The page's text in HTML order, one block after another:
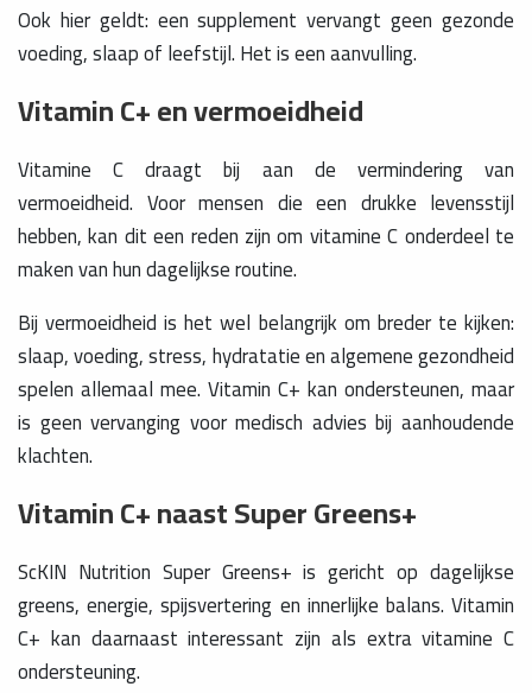
Ook hier geldt: een supplement vervangt geen gezonde
voeding, slaap of leefstijl. Het is een aanvulling.
Vitamin C+ en vermoeidheid
Vitamine C draagt bij aan de vermindering van
vermoeidheid. Voor mensen die een drukke levensstijl
hebben, kan dit een reden zijn om vitamine C onderdeel te
maken van hun dagelijkse routine.
Bij vermoeidheid is het wel belangrijk om breder te kijken:
slaap, voeding, stress, hydratatie en algemene gezondheid
spelen allemaal mee. Vitamin C+ kan ondersteunen, maar
is geen vervanging voor medisch advies bij aanhoudende
klachten.
Vitamin C+ naast Super Greens+
ScKIN Nutrition Super Greens+ is gericht op dagelijkse
greens, energie, spijsvertering en innerlijke balans. Vitamin
C+ kan daarnaast interessant zijn als extra vitamine C
ondersteuning.